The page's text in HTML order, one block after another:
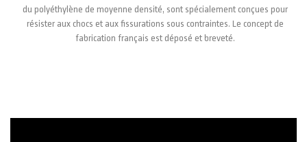
du polyéthylène de moyenne densité, sont spécialement conçues pour
résister aux chocs et aux fissurations sous contraintes. Le concept de
fabrication français est déposé et breveté.